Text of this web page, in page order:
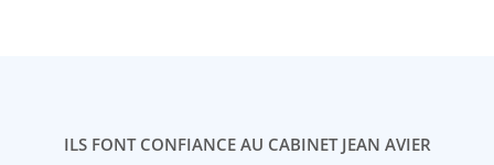
ILS FONT CONFIANCE AU CABINET JEAN AVIER